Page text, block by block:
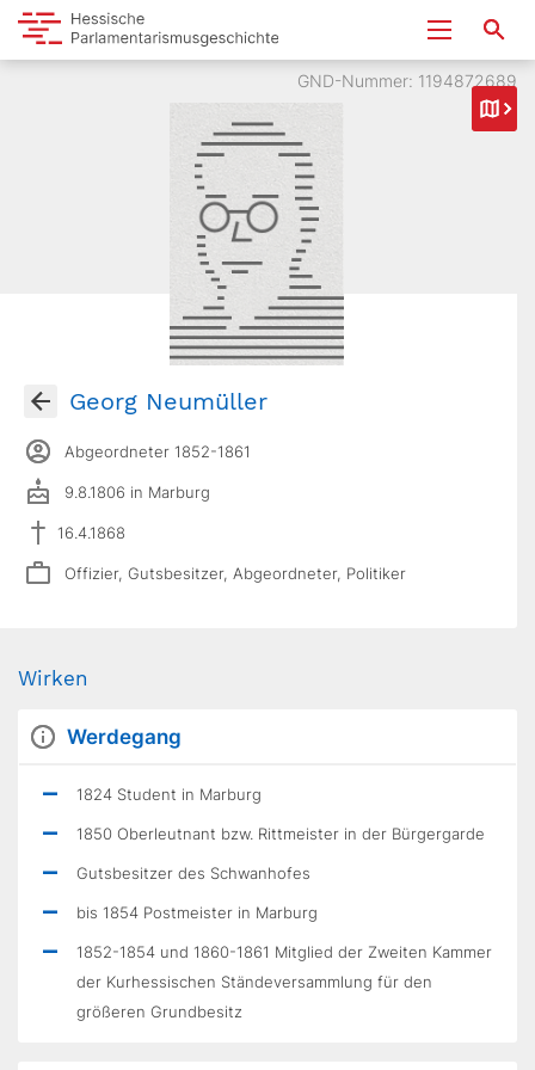
GND-Nummer: 1194872689
Georg Neumüller
Abgeordneter 1852-1861
9.8.1806 in Marburg
16.4.1868
Offizier, Gutsbesitzer, Abgeordneter, Politiker
Wirken
Werdegang
1824 Student in Marburg
1850 Oberleutnant bzw. Rittmeister in der Bürgergarde
Gutsbesitzer des Schwanhofes
bis 1854 Postmeister in Marburg
1852-1854 und 1860-1861 Mitglied der Zweiten Kammer
der Kurhessischen Ständeversammlung für den
größeren Grundbesitz